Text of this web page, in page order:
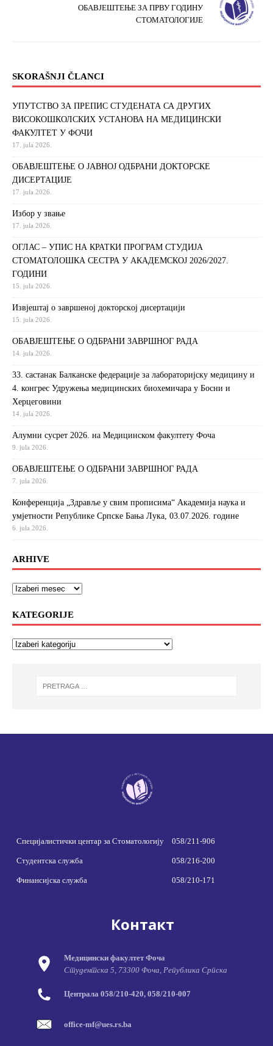
ОБАВЈЕШТЕЊЕ ЗА ПРВУ ГОДИНУ
СТОМАТОЛОГИЈЕ
SKORAŠNJI ČLANCI
УПУТСТВО ЗА ПРЕПИС СТУДЕНАТА СА ДРУГИХ
ВИСОКОШКОЛСКИХ УСТАНОВА НА МЕДИЦИНСКИ
ФАКУЛТЕТ У ФОЧИ
17. jula 2026.
ОБАВЈЕШТЕЊЕ О ЈАВНОЈ ОДБРАНИ ДОКТОРСКЕ
ДИСЕРТАЦИЈЕ
17. jula 2026.
Избор у звање
17. jula 2026.
ОГЛАС – УПИС НА КРАТКИ ПРОГРАМ СТУДИЈА
СТОМАТОЛОШКА СЕСТРА У АКАДЕМСКОЈ 2026/2027.
ГОДИНИ
15. jula 2026.
Извjeштaj o зaвршeнoj дoктoрскoj дисeртaциjи
15. jula 2026.
ОБАВЈЕШТЕЊЕ О ОДБРАНИ ЗАВРШНОГ РАДА
14. jula 2026.
33. састанак Балканске федерације за лабораторијску медицину и
4. конгрес Удружења медицинских биохемичара у Босни и
Херцеговини
14. jula 2026.
Алумни сусрет 2026. на Медицинском факултету Фоча
9. jula 2026.
ОБАВЈЕШТЕЊЕ О ОДБРАНИ ЗАВРШНОГ РАДА
7. jula 2026.
Конференција „Здравље у свим прописима“ Академија наука и
умјетности Републике Српске Бања Лука, 03.07.2026. године
6. jula 2026.
ARHIVE
KATEGORIJE
Специјалистички центар за Стоматологију 058/211-906
Студентска служба 058/216-200
Финансијска служба 058/210-171
Контакт
Медицински факултет Фоча
Студентска 5, 73300 Фоча, Република Српска
Централа 058/210-420, 058/210-007
office-mf@ues.rs.ba